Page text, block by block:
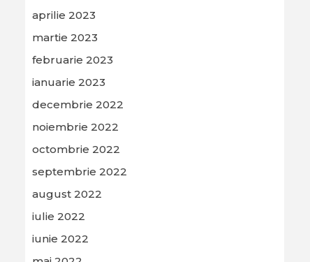
aprilie 2023
martie 2023
februarie 2023
ianuarie 2023
decembrie 2022
noiembrie 2022
octombrie 2022
septembrie 2022
august 2022
iulie 2022
iunie 2022